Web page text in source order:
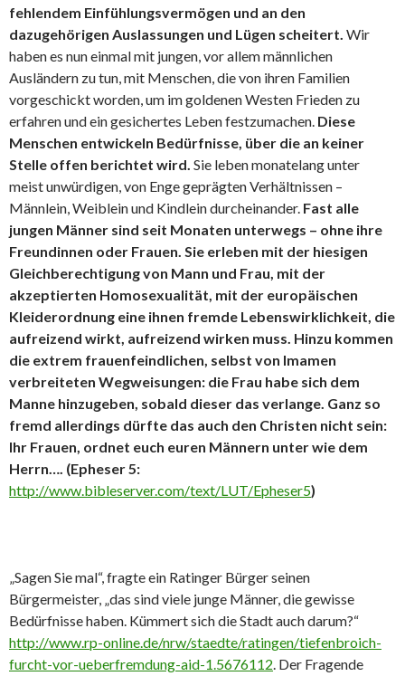
fehlendem Einfühlungsvermögen und an den
dazugehörigen Auslassungen und Lügen scheitert. Wir
haben es nun einmal mit jungen, vor allem männlichen
Ausländern zu tun, mit Menschen, die von ihren Familien
vorgeschickt worden, um im goldenen Westen Frieden zu
erfahren und ein gesichertes Leben festzumachen. Diese
Menschen entwickeln Bedürfnisse, über die an keiner
Stelle offen berichtet wird. Sie leben monatelang unter
meist unwürdigen, von Enge geprägten Verhältnissen –
Männlein, Weiblein und Kindlein durcheinander. Fast alle
jungen Männer sind seit Monaten unterwegs – ohne ihre
Freundinnen oder Frauen. Sie erleben mit der hiesigen
Gleichberechtigung von Mann und Frau, mit der
akzeptierten Homosexualität, mit der europäischen
Kleiderordnung eine ihnen fremde Lebenswirklichkeit, die
aufreizend wirkt, aufreizend wirken muss. Hinzu kommen
die extrem frauenfeindlichen, selbst von Imamen
verbreiteten Wegweisungen: die Frau habe sich dem
Manne hinzugeben, sobald dieser das verlange. Ganz so
fremd allerdings dürfte das auch den Christen nicht sein:
Ihr Frauen, ordnet euch euren Männern unter wie dem
Herrn…. (Epheser 5:
http://www.bibleserver.com/text/LUT/Epheser5)
„Sagen Sie mal“, fragte ein Ratinger Bürger seinen
Bürgermeister, „das sind viele junge Männer, die gewisse
Bedürfnisse haben. Kümmert sich die Stadt auch darum?“
http://www.rp-online.de/nrw/staedte/ratingen/tiefenbroich-
furcht-vor-ueberfremdung-aid-1.5676112 . Der Fragende